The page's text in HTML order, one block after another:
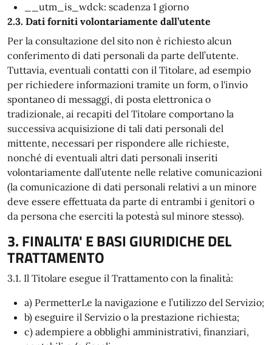
__utm_is_wdck: scadenza 1 giorno
2.3. Dati forniti volontariamente dall’utente
Per la consultazione del sito non è richiesto alcun
conferimento di dati personali da parte dell’utente.
Tuttavia, eventuali contatti con il Titolare, ad esempio
per richiedere informazioni tramite un form, o l'invio
spontaneo di messaggi, di posta elettronica o
tradizionale, ai recapiti del Titolare comportano la
successiva acquisizione di tali dati personali del
mittente, necessari per rispondere alle richieste,
nonché di eventuali altri dati personali inseriti
volontariamente dall’utente nelle relative comunicazioni
(la comunicazione di dati personali relativi a un minore
deve essere effettuata da parte di entrambi i genitori o
da persona che eserciti la potestà sul minore stesso).
3. FINALITA' E BASI GIURIDICHE DEL
TRATTAMENTO
3.1. Il Titolare esegue il Trattamento con la finalità:
a) PermetterLe la navigazione e l’utilizzo del Servizio;
b) eseguire il Servizio o la prestazione richiesta;
c) adempiere a obblighi amministrativi, finanziari,